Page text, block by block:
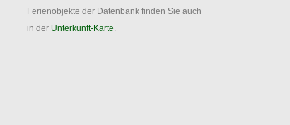
Ferienobjekte der Datenbank finden Sie auch
in der Unterkunft-Karte.